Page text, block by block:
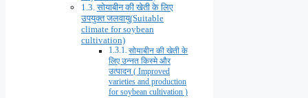
सोयाबीन की खेती के लिए
उपयुक्त जलवायु(Suitable
climate for soybean
cultivation)
सोयाबीन की खेती के
लिए उन्नत किस्मे और
उत्पादन ( Improved
varieties and production
for soybean cultivation )